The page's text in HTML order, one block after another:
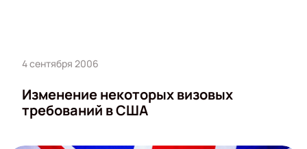
4 сентября 2006
Изменение некоторых визовых
требований в США